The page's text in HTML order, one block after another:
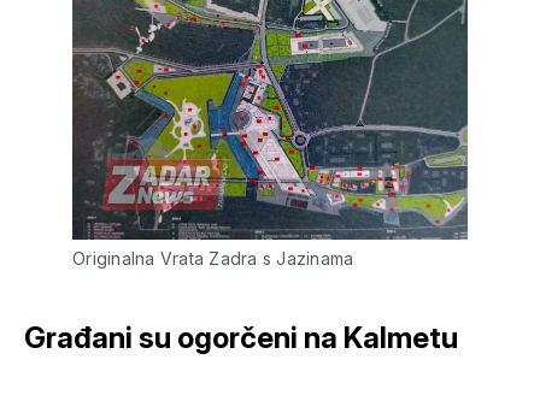
Originalna Vrata Zadra s Jazinama
Građani su ogorčeni na Kalmetu